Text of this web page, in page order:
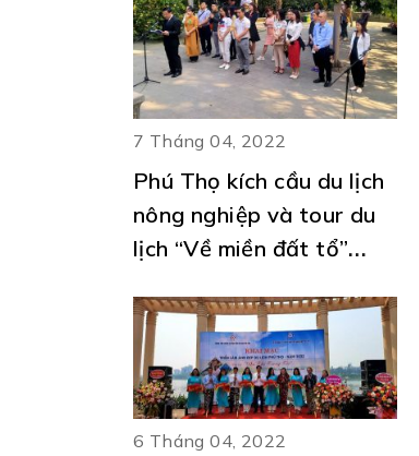
Lô
7 Tháng 04, 2022
Phú Thọ kích cầu du lịch
nông nghiệp và tour du
lịch “Về miền đất tổ”
6 Tháng 04, 2022